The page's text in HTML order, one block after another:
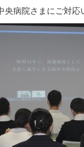
央病院さまにご対